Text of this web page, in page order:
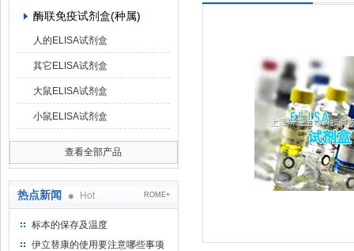
酶联免疫试剂盒(种属)
人的ELISA试剂盒
其它ELISA试剂盒
大鼠ELISA试剂盒
小鼠ELISA试剂盒
查看全部产品
热点新闻 Hot ROME+
标本的保存及温度
伊立替康的使用要注意哪些事项